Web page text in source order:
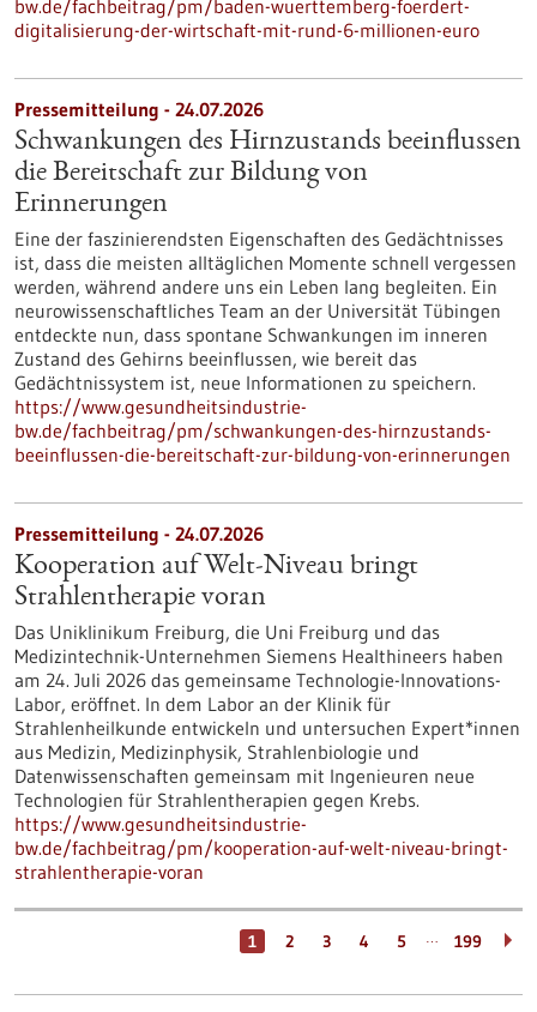
bw.de/fachbeitrag/pm/baden-wuerttemberg-foerdert-
digitalisierung-der-wirtschaft-mit-rund-6-millionen-euro
Pressemitteilung - 24.07.2026
Schwankungen des Hirnzustands beeinflussen
die Bereitschaft zur Bildung von
Erinnerungen
Eine der faszinierendsten Eigenschaften des Gedächtnisses
ist, dass die meisten alltäglichen Momente schnell vergessen
werden, während andere uns ein Leben lang begleiten. Ein
neurowissenschaftliches Team an der Universität Tübingen
entdeckte nun, dass spontane Schwankungen im inneren
Zustand des Gehirns beeinflussen, wie bereit das
Gedächtnissystem ist, neue Informationen zu speichern.
https://www.gesundheitsindustrie-
bw.de/fachbeitrag/pm/schwankungen-des-hirnzustands-
beeinflussen-die-bereitschaft-zur-bildung-von-erinnerungen
Pressemitteilung - 24.07.2026
Kooperation auf Welt-Niveau bringt
Strahlentherapie voran
Das Uniklinikum Freiburg, die Uni Freiburg und das
Medizintechnik-Unternehmen Siemens Healthineers haben
am 24. Juli 2026 das gemeinsame Technologie-Innovations-
Labor, eröffnet. In dem Labor an der Klinik für
Strahlenheilkunde entwickeln und untersuchen Expert*innen
aus Medizin, Medizinphysik, Strahlenbiologie und
Datenwissenschaften gemeinsam mit Ingenieuren neue
Technologien für Strahlentherapien gegen Krebs.
https://www.gesundheitsindustrie-
bw.de/fachbeitrag/pm/kooperation-auf-welt-niveau-bringt-
strahlentherapie-voran
1 2 3 4 5 … 199